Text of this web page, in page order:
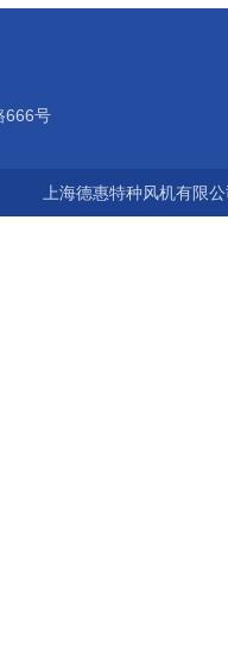
666号
上海德惠特种风机有限